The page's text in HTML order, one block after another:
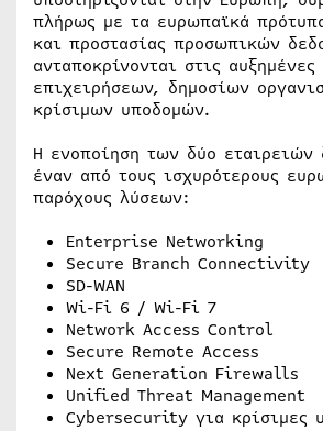
πλήρως με τα ευρωπαϊκά
και προστασίας προσωπικών
ανταποκρίνονται στις αυξημένες
επιχειρήσεων, δημοσίων
κρίσιμων υποδομών.
Η ενοποίηση των δύο εταιρειών
έναν από τους ισχυρότερους
παρόχους λύσεων:
Enterprise Networking
Secure Branch Connectivity
SD-WAN
Wi-Fi 6 / Wi-Fi 7
Network Access Control
Secure Remote Access
Next Generation Firewalls
Unified Threat Management
Cybersecurity για κρίσιμες